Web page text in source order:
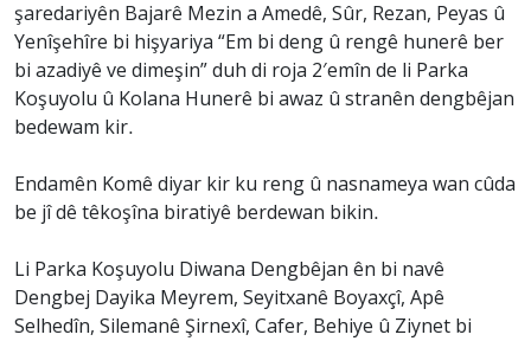
şaredariyên Bajarê Mezin a Amedê, Sûr, Rezan, Peyas û
Yenîşehîre bi hişyariya “Em bi deng û rengê hunerê ber
bi azadiyê ve dimeşin” duh di roja 2′emîn de li Parka
Koşuyolu û Kolana Hunerê bi awaz û stranên dengbêjan
bedewam kir.
Endamên Komê diyar kir ku reng û nasnameya wan cûda
be jî dê têkoşîna biratiyê berdewan bikin.
Li Parka Koşuyolu Diwana Dengbêjan ên bi navê
Dengbej Dayika Meyrem, Seyitxanê Boyaxçî, Apê
Selhedîn, Silemanê Şirnexî, Cafer, Behiye û Ziynet bi